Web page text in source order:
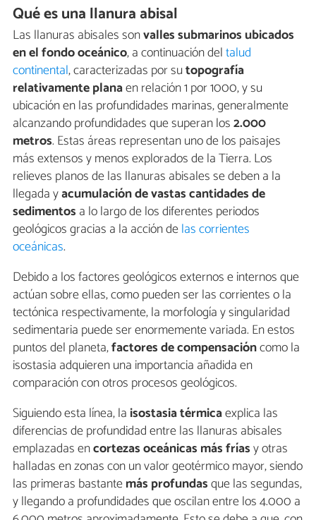
Qué es una llanura abisal
Las llanuras abisales sonvalles submarinos ubicados
en el fondo oceánico, a continuación deltalud
continental, caracterizadas por sutopografía
relativamente planaen relación 1 por 1000, y su
ubicación en las profundidades marinas, generalmente
alcanzando profundidades que superan los2.000
metros. Estas áreas representan uno de los paisajes
más extensos y menos explorados de la Tierra. Los
relieves planos de las llanuras abisales se deben a la
llegada yacumulación de vastas cantidades de
sedimentos a lo largo de los diferentes periodos
geológicos gracias a la acción delas corrientes
oceánicas.
Debido a los factores geológicos externos e internos que
actúan sobre ellas, como pueden ser las corrientes o la
tectónica respectivamente, la morfología y singularidad
sedimentaria puede ser enormemente variada. En estos
puntos del planeta,factores de compensacióncomo la
isostasia adquieren una importancia añadida en
comparación con otros procesos geológicos.
Siguiendo esta línea, la isostasia térmicaexplica las
diferencias de profundidad entre las llanuras abisales
emplazadas encortezas oceánicas más fríasy otras
halladas en zonas con un valor geotérmico mayor, siendo
las primeras bastantemás profundasque las segundas,
y llegando a profundidades que oscilan entre los 4.000 a